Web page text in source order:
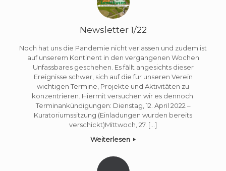
Newsletter 1/22
Noch hat uns die Pandemie nicht verlassen und zudem ist
auf unserem Kontinent in den vergangenen Wochen
Unfassbares geschehen. Es fällt angesichts dieser
Ereignisse schwer, sich auf die für unseren Verein
wichtigen Termine, Projekte und Aktivitäten zu
konzentrieren. Hiermit versuchen wir es dennoch.
Terminankündigungen: Dienstag, 12. April 2022 –
Kuratoriumssitzung (Einladungen wurden bereits
verschickt)Mittwoch, 27. […]
Weiterlesen